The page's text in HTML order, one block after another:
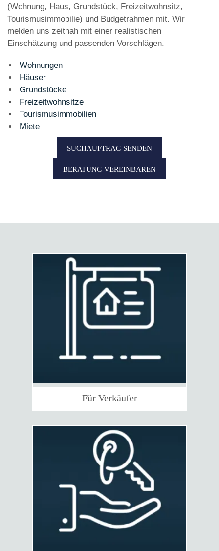
(Wohnung, Haus, Grundstück, Freizeitwohnsitz,
Tourismusimmobilie) und Budgetrahmen mit. Wir
melden uns zeitnah mit einer realistischen
Einschätzung und passenden Vorschlägen.
Wohnungen
Häuser
Grundstücke
Freizeitwohnsitze
Tourismusimmobilien
Miete
SUCHAUFTRAG SENDEN
BERATUNG VEREINBAREN
Für Verkäufer